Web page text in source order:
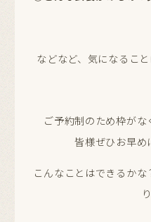
などなど、気になるこ
ご予約制のため枠が
皆様ぜひお早め
こんなことはできるか